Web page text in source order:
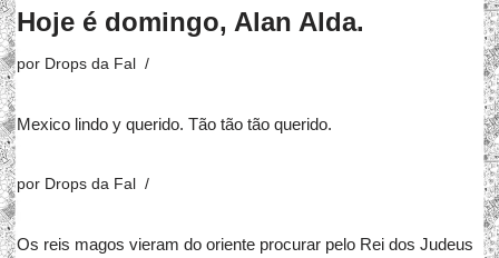
Hoje é domingo, Alan Alda.
por Drops da Fal
Mexico lindo y querido. Tão tão tão querido.
por Drops da Fal
Os reis magos vieram do oriente procurar pelo Rei dos Judeus